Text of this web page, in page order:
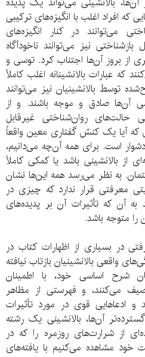
که افراد اغلب با انگیزه‌های ترکیبی
می‌توانند در کنار انگیزه‌های
نیز می‌توانند ناخودآگاه
از بروز آن‌ها اجتناب کرد. توسی و
که عبارات بالانشینانه اغلب کاملاً
توسط بالانشینیان نیز می‌توانند
آن‌ها صادق و موجه باشند. و از
حالت‌های روان‌شناختی غیرقابل
آیا یک کنش گفتاری معین واقعاً
دشوار است. برای همه آن‌چه می‌دانیم،
از بالانشینی باشد یا کمکی کاملاً
به نظر می‌رسد همه این‌ها نشان
معرفتی قرار ندارد که چیزی در
به آن که تأثیرات آن بر پدیده‌های
متوجه باشد.
در بسیاری از اظهارات کتاب در
واقعی بالانشینیان بازتاب نیافته
شرح اساسی خود، با اطمینان
می‌کنند، و فهرستی از مظاهر
و ادعاهایی قوی در مورد تأثیرات
آن‌ها، بالانشینی یک رشته
از شرارت‌های روزمره را که در
خود مشاهده می‌کنیم با یافته‌های